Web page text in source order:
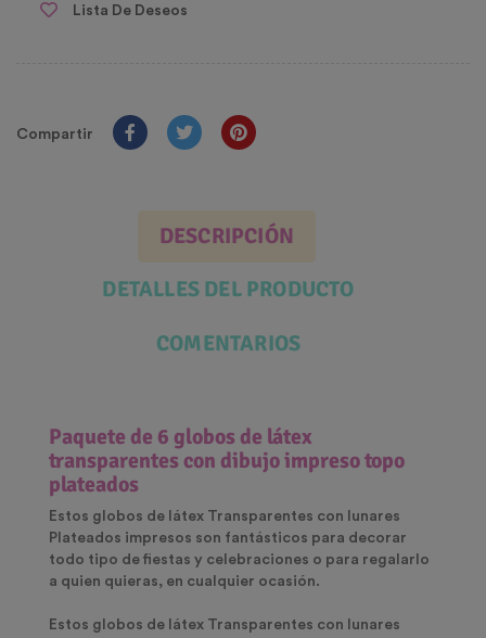
Lista De Deseos
Compartir
DESCRIPCIÓN
DETALLES DEL PRODUCTO
COMENTARIOS
Paquete de 6 globos de látex
transparentes con dibujo impreso topo
plateados
Estos globos de látex Transparentes con lunares
Plateados impresos son fantásticos para decorar
todo tipo de fiestas y celebraciones o para regalarlo
a quien quieras, en cualquier ocasión.
Estos globos de látex Transparentes con lunares